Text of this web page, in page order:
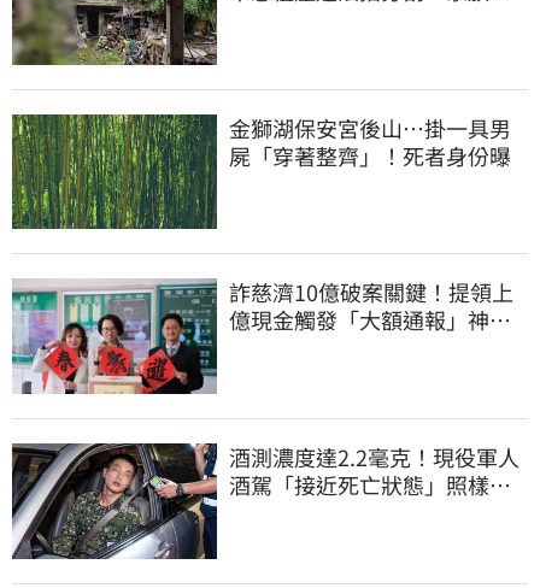
金獅湖保安宮後山…掛一具男
屍「穿著整齊」！死者身份曝
詐慈濟10億破案關鍵！提領上
億現金觸發「大額通報」神鬼
酒測濃度達2.2毫克！現役軍人
酒駕「接近死亡狀態」照樣開